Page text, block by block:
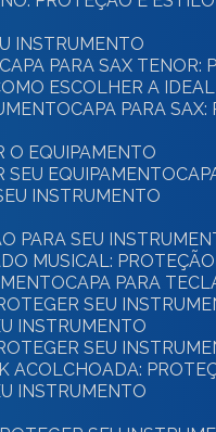
INSTRUMENTO
CAPA PARA SAX
ESCOLHER A
CAPA PARA
O EQUIPAMENTO
SEU EQUIPAMENTO
INSTRUMENTO
PARA SEU
MUSICAL:
CAPA PARA
SEU
INSTRUMENTO
SEU
ACOLCHOADA:
INSTRUMENTO